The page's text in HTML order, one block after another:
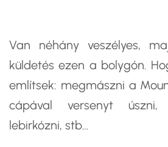
Van néhány veszélyes,
küldetés ezen a bolygón.
említsek: megmászni a
cápával versenyt
lebirkózni, stb…